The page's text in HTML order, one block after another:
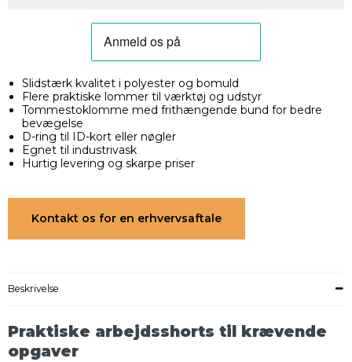
Slidstærk kvalitet i polyester og bomuld
Flere praktiske lommer til værktøj og udstyr
Tommestoklomme med frithængende bund for bedre
bevægelse
D-ring til ID-kort eller nøgler
Egnet til industrivask
Hurtig levering og skarpe priser
Kontakt os for en erhvervsaftale
Beskrivelse
Praktiske arbejdsshorts til krævende
opgaver